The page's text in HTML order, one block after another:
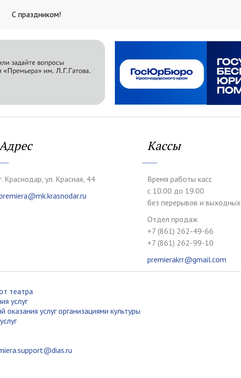
С праздником!
Краснодар, ул. Красная, 44
Кассы
Время работы касс
с 10.00 до 19.00
без перерывов и выходных
Отдел продаж
+7 (861) 262-49-66
+7 (861) 262-99-10
premierakrr@gmail.com
театра
услуг
услуг организациями культуры